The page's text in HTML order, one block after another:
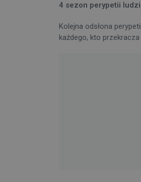
4 sezon perypetii
Kolejna odsłona
każdego, kto